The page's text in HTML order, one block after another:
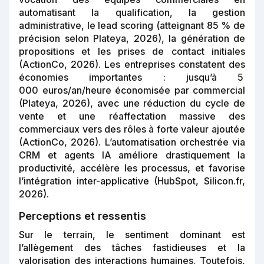
automatisant la qualification, la gestion
administrative, le lead scoring (atteignant 85 % de
précision selon Plateya, 2026), la génération de
propositions et les prises de contact initiales
(ActionCo, 2026). Les entreprises constatent des
économies importantes : jusqu’à 5
000 euros/an/heure économisée par commercial
(Plateya, 2026), avec une réduction du cycle de
vente et une réaffectation massive des
commerciaux vers des rôles à forte valeur ajoutée
(ActionCo, 2026). L’automatisation orchestrée via
CRM et agents IA améliore drastiquement la
productivité, accélère les processus, et favorise
l’intégration inter-applicative (HubSpot, Silicon.fr,
2026).
Perceptions et ressentis
Sur le terrain, le sentiment dominant est
l’allègement des tâches fastidieuses et la
valorisation des interactions humaines. Toutefois,